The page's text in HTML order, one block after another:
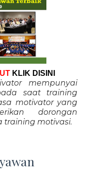
KLIK DISINI
mempunyai
saat training
motivator yang
dorongan
training motivasi.